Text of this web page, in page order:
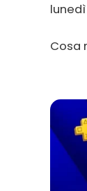
Cosa